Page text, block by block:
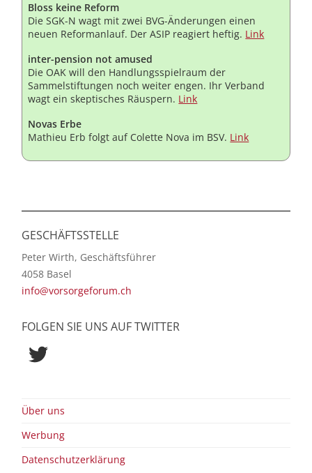
Bloss keine Reform
Die SGK-N wagt mit zwei BVG-Änderungen einen
neuen Reformanlauf. Der ASIP reagiert heftig. Link
inter-pension not amused
Die OAK will den Handlungsspielraum der
Sammelstiftungen noch weiter engen. Ihr Verband
wagt ein skeptisches Räuspern. Link
Novas Erbe
Mathieu Erb folgt auf Colette Nova im BSV. Link
GESCHÄFTSSTELLE
Peter Wirth, Geschäftsführer
4058 Basel
info@vorsorgeforum.ch
FOLGEN SIE UNS AUF TWITTER
Über uns
Werbung
Datenschutzerklärung